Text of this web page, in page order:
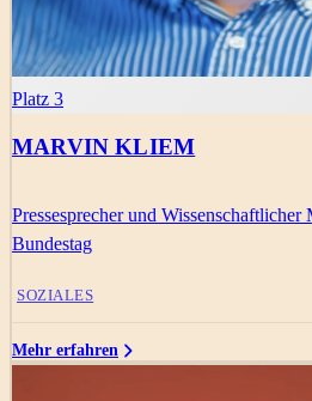
Platz 3
MARVIN KLIEM
Pressesprecher und
Bundestag
SOZIALES
Mehr erfahren